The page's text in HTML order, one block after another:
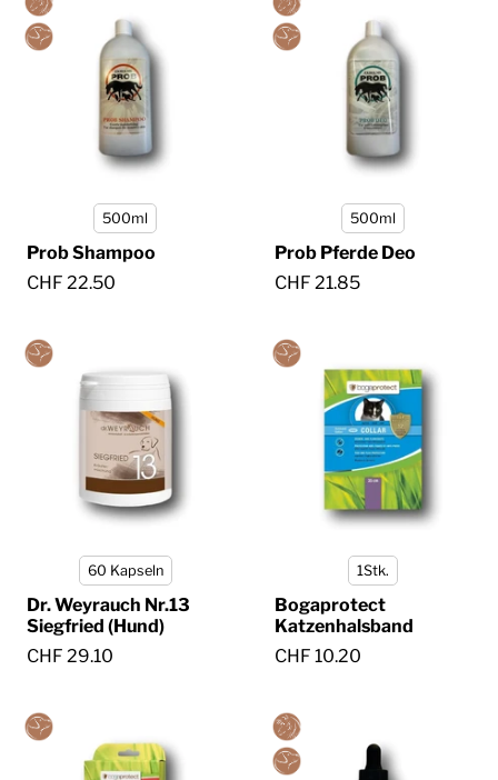
500ml
Prob Shampoo
CHF 22.50
500ml
Prob Pferde Deo
CHF 21.85
60 Kapseln
Dr. Weyrauch Nr.13
Siegfried (Hund)
CHF 29.10
1Stk.
Bogaprotect
Katzenhalsband
CHF 10.20